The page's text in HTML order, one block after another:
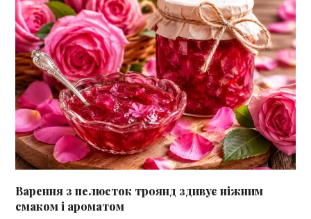
Варення з пелюсток троянд здивує ніжним
смаком і ароматом